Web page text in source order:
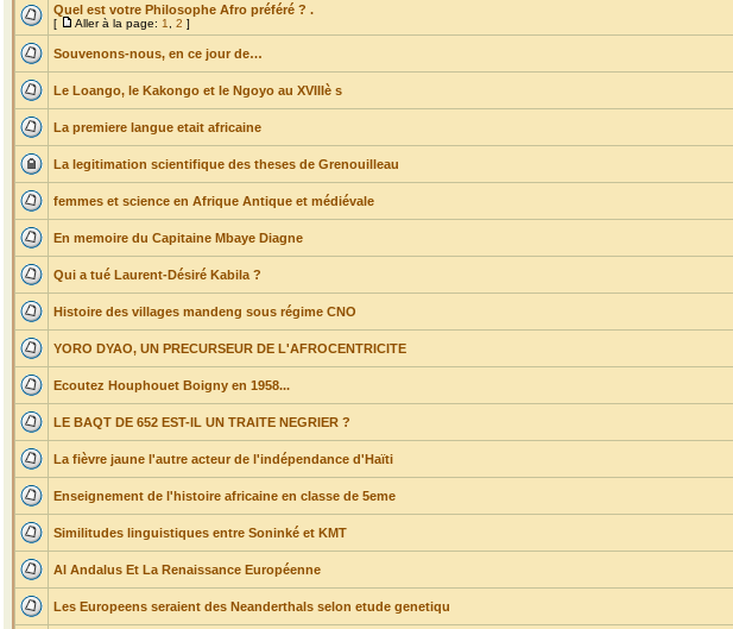
Quel est votre Philosophe Afro préféré ? .
[ Aller à la page: 1 2 ]
Souvenons-nous, en ce jour de…
Le Loango, le Kakongo et le Ngoyo au XVIIIè s
La premiere langue etait africaine
La legitimation scientifique des theses de Grenouilleau
femmes et science en Afrique Antique et médiévale
En memoire du Capitaine Mbaye Diagne
Qui a tué Laurent-Désiré Kabila ?
Histoire des villages mandeng sous régime CNO
YORO DYAO, UN PRECURSEUR DE L'AFROCENTRICITE
Ecoutez Houphouet Boigny en 1958...
LE BAQT DE 652 EST-IL UN TRAITE NEGRIER ?
La fièvre jaune l'autre acteur de l'indépendance d'Haïti
Enseignement de l'histoire africaine en classe de 5eme
Similitudes linguistiques entre Soninké et KMT
Al Andalus Et La Renaissance Européenne
Les Europeens seraient des Neanderthals selon etude genetiqu